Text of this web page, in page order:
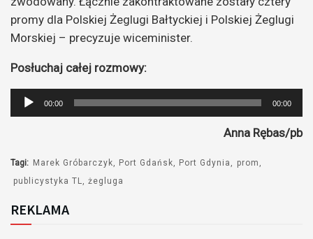
promy dla Polskiej Żeglugi Bałtyckiej i Polskiej Żeglugi
Morskiej – precyzuje wiceminister.
Posłuchaj całej rozmowy:
Odtwarzacz
plików
00:00 00:00
Anna Rębas/pb
Tagi: Marek Gróbarczyk Port Gdańsk Port Gdynia
prom
publicystyka TL
żegluga
REKLAMA